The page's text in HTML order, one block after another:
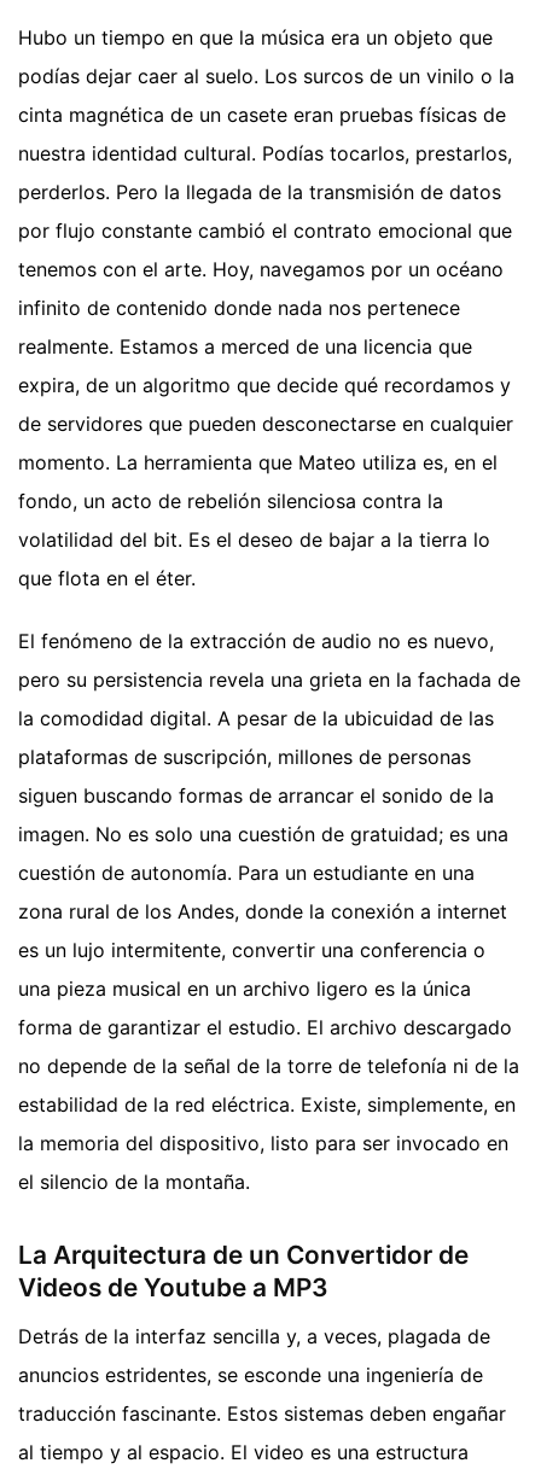
Hubo un tiempo en que la música era un objeto que
podías dejar caer al suelo. Los surcos de un vinilo o la
cinta magnética de un casete eran pruebas físicas de
nuestra identidad cultural. Podías tocarlos, prestarlos,
perderlos. Pero la llegada de la transmisión de datos
por flujo constante cambió el contrato emocional que
tenemos con el arte. Hoy, navegamos por un océano
infinito de contenido donde nada nos pertenece
realmente. Estamos a merced de una licencia que
expira, de un algoritmo que decide qué recordamos y
de servidores que pueden desconectarse en cualquier
momento. La herramienta que Mateo utiliza es, en el
fondo, un acto de rebelión silenciosa contra la
volatilidad del bit. Es el deseo de bajar a la tierra lo
que flota en el éter.
El fenómeno de la extracción de audio no es nuevo,
pero su persistencia revela una grieta en la fachada de
la comodidad digital. A pesar de la ubicuidad de las
plataformas de suscripción, millones de personas
siguen buscando formas de arrancar el sonido de la
imagen. No es solo una cuestión de gratuidad; es una
cuestión de autonomía. Para un estudiante en una
zona rural de los Andes, donde la conexión a internet
es un lujo intermitente, convertir una conferencia o
una pieza musical en un archivo ligero es la única
forma de garantizar el estudio. El archivo descargado
no depende de la señal de la torre de telefonía ni de la
estabilidad de la red eléctrica. Existe, simplemente, en
la memoria del dispositivo, listo para ser invocado en
el silencio de la montaña.
La Arquitectura de un Convertidor de
Videos de Youtube a MP3
Detrás de la interfaz sencilla y, a veces, plagada de
anuncios estridentes, se esconde una ingeniería de
traducción fascinante. Estos sistemas deben engañar
al tiempo y al espacio. El video es una estructura